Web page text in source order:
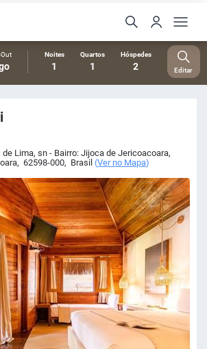
Noites
1
Quartos
1
Hóspedes
2 Editar
de Lima, sn - Bairro: Jijoca de Jericoacoara,
, 62598-000, Brasil (Ver no Mapa)